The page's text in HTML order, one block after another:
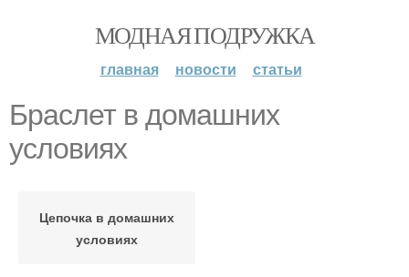
МОДНАЯ ПОДРУЖКА
главная новости статьи
Браслет в домашних
условиях
Цепочка в домашних
условиях